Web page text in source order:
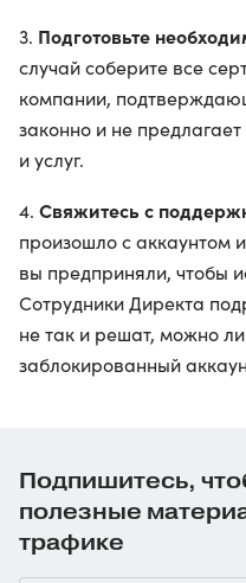
3. Подготовьте
случай соберите все
компании,
законно и не
и услуг.
4. Свяжитесь с
произошло с аккаунтом
вы предприняли, чтобы
Сотрудники Директа
не так и решат, можно
заблокированный
Подпишитесь,
полезные
трафике